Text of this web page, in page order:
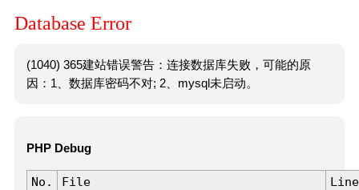
Database Error
(1040) 365建站错误警告：连接数据库失败，可能的原
因：1、数据库密码不对; 2、mysql未启动。
PHP Debug
No. File
Line